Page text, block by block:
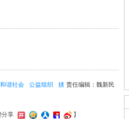
责任编辑：魏新民
和谐社会 公益组织
拯
分享 】